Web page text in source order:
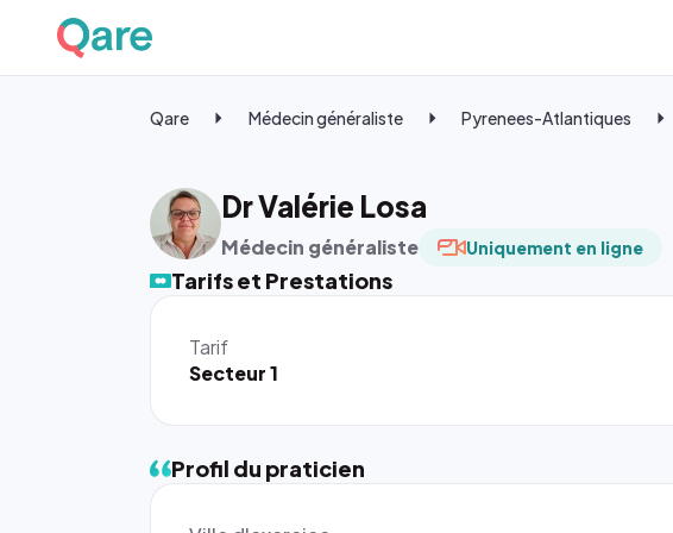
Qare Médecin généraliste Pyrenees-Atlantiques
Dr Valérie Losa
Médecin généraliste Uniquement en ligne
Tarifs et Prestations
Tarif
Secteur 1
Profil du praticien